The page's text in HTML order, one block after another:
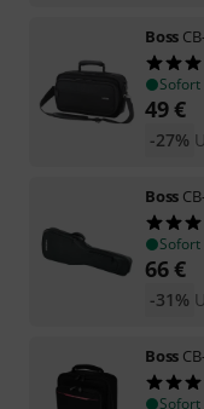
Boss
49€
-27%
Boss
66€
-31%
Boss